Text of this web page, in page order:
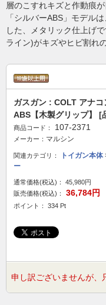
層のこすれキズと作動痕が
「シルバーABS」モデル
した、メタリック仕上げ
ライン)がキズやヒビ割れ
ガスガン : COLT アナ
ABS【木製グリップ】 [
商品コード： 107-2371
メーカー： マルシン
関連カテゴリ： トイガン本体
ー
通常価格(税込)：
45,980円
販売価格(税込)：
36,784円
ポイント： 334 Pt
申し訳ございませんが、